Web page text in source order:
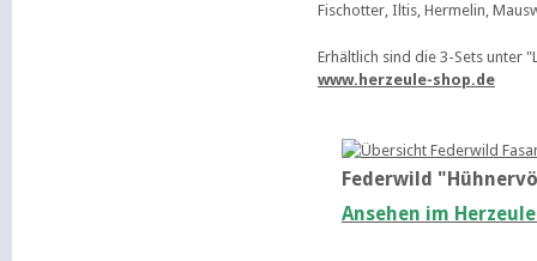
Fischotter, Iltis, Hermelin,
Erhältlich sind die 3-Sets unter
www.herzeule-shop.de
Federwild
Ansehen im